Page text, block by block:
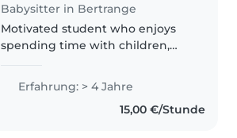
Babysitter in Bertrange
Motivated student who enjoys
spending time with children,
Bertrange ☺️ Experience of over
4 years at Kids Life Skills
(teaching and taking care of
Erfahrung: > 4 Jahre
15,00 €/Stunde